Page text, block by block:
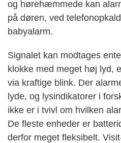
og hørehæmmede kan
på døren, ved
babyalarm.
Signalet kan modtages
klokke med meget høj lyd,
via kraftige blink. Der
lyde, og lysindikatorer i
ikke er i tvivl om hvilken
De fleste enheder er
derfor meget fleksibelt.